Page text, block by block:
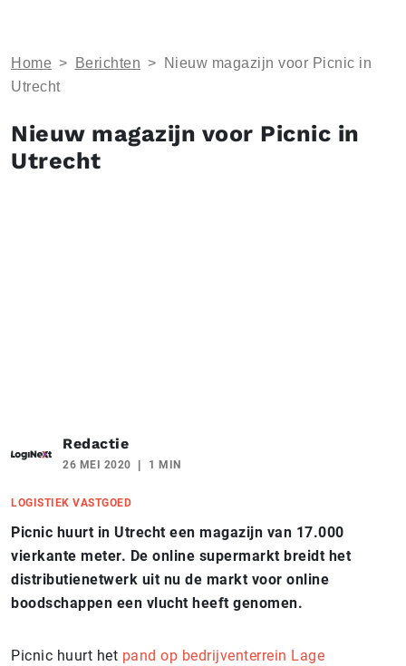
Home > Berichten >
Nieuw magazijn voor Picnic in
Utrecht
Nieuw magazijn voor Picnic in
Utrecht
Redactie
26 MEI 2020 1 MIN
LOGISTIEK VASTGOED
Picnic huurt in Utrecht een magazijn van 17.000
vierkante meter. De online supermarkt breidt het
distributienetwerk uit nu de markt voor online
boodschappen een vlucht heeft genomen.
Picnic huurt het pand op bedrijventerrein Lage